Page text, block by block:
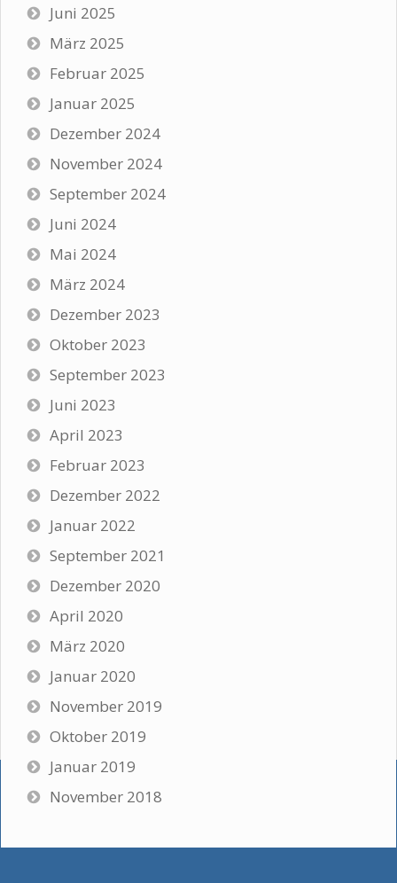
Juni 2025
März 2025
Februar 2025
Januar 2025
Dezember 2024
November 2024
September 2024
Juni 2024
Mai 2024
März 2024
Dezember 2023
Oktober 2023
September 2023
Juni 2023
April 2023
Februar 2023
Dezember 2022
Januar 2022
September 2021
Dezember 2020
April 2020
März 2020
Januar 2020
November 2019
Oktober 2019
Januar 2019
November 2018